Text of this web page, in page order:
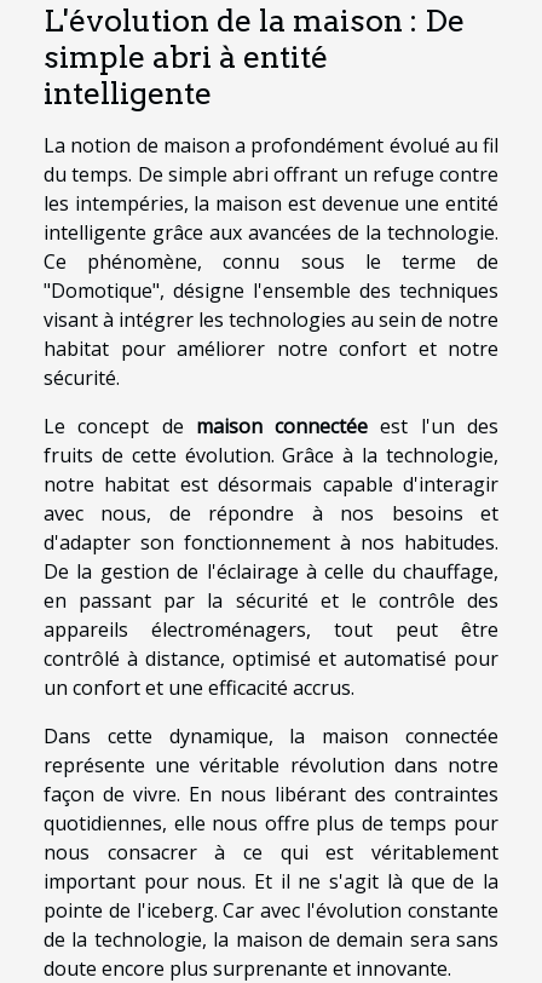
L'évolution de la maison : De
simple abri à entité
intelligente
La notion de maison a profondément évolué au fil
du temps. De simple abri offrant un refuge contre
les intempéries, la maison est devenue une entité
intelligente grâce aux avancées de la technologie.
Ce phénomène, connu sous le terme de
"Domotique", désigne l'ensemble des techniques
visant à intégrer les technologies au sein de notre
habitat pour améliorer notre confort et notre
sécurité.
Le concept de maison connectée est l'un des
fruits de cette évolution. Grâce à la technologie,
notre habitat est désormais capable d'interagir
avec nous, de répondre à nos besoins et
d'adapter son fonctionnement à nos habitudes.
De la gestion de l'éclairage à celle du chauffage,
en passant par la sécurité et le contrôle des
appareils électroménagers, tout peut être
contrôlé à distance, optimisé et automatisé pour
un confort et une efficacité accrus.
Dans cette dynamique, la maison connectée
représente une véritable révolution dans notre
façon de vivre. En nous libérant des contraintes
quotidiennes, elle nous offre plus de temps pour
nous consacrer à ce qui est véritablement
important pour nous. Et il ne s'agit là que de la
pointe de l'iceberg. Car avec l'évolution constante
de la technologie, la maison de demain sera sans
doute encore plus surprenante et innovante.